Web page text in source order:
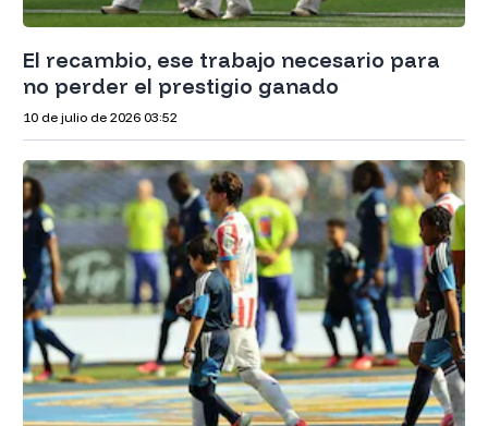
El recambio, ese trabajo necesario para
no perder el prestigio ganado
10 de julio de 2026 03:52